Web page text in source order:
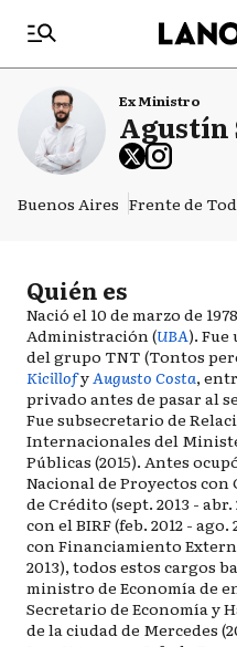
Ex Ministro
Agustín
Buenos Aires Frente de
Quién es
Nació el 10 de marzo de
Administración (UBA).
del grupo TNT (Tontos
KicillofyAugusto Costa,
privado antes de pasar al
Fue subsecretario de
Internacionales del
Públicas (2015). Antes
Nacional de Proyectos
de Crédito (sept. 2013 -
con el BIRF (feb. 2012 -
con Financiamiento
2013), todos estos cargos
ministro de Economía de
Secretario de Economía y
de la ciudad de Mercedes